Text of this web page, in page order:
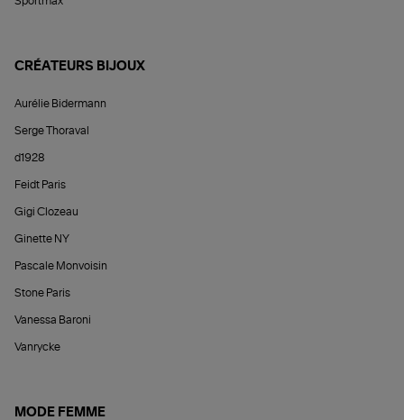
CRÉATEURS BIJOUX
Aurélie Bidermann
Serge Thoraval
d1928
Feidt Paris
Gigi Clozeau
Ginette NY
Pascale Monvoisin
Stone Paris
Vanessa Baroni
Vanrycke
MODE FEMME